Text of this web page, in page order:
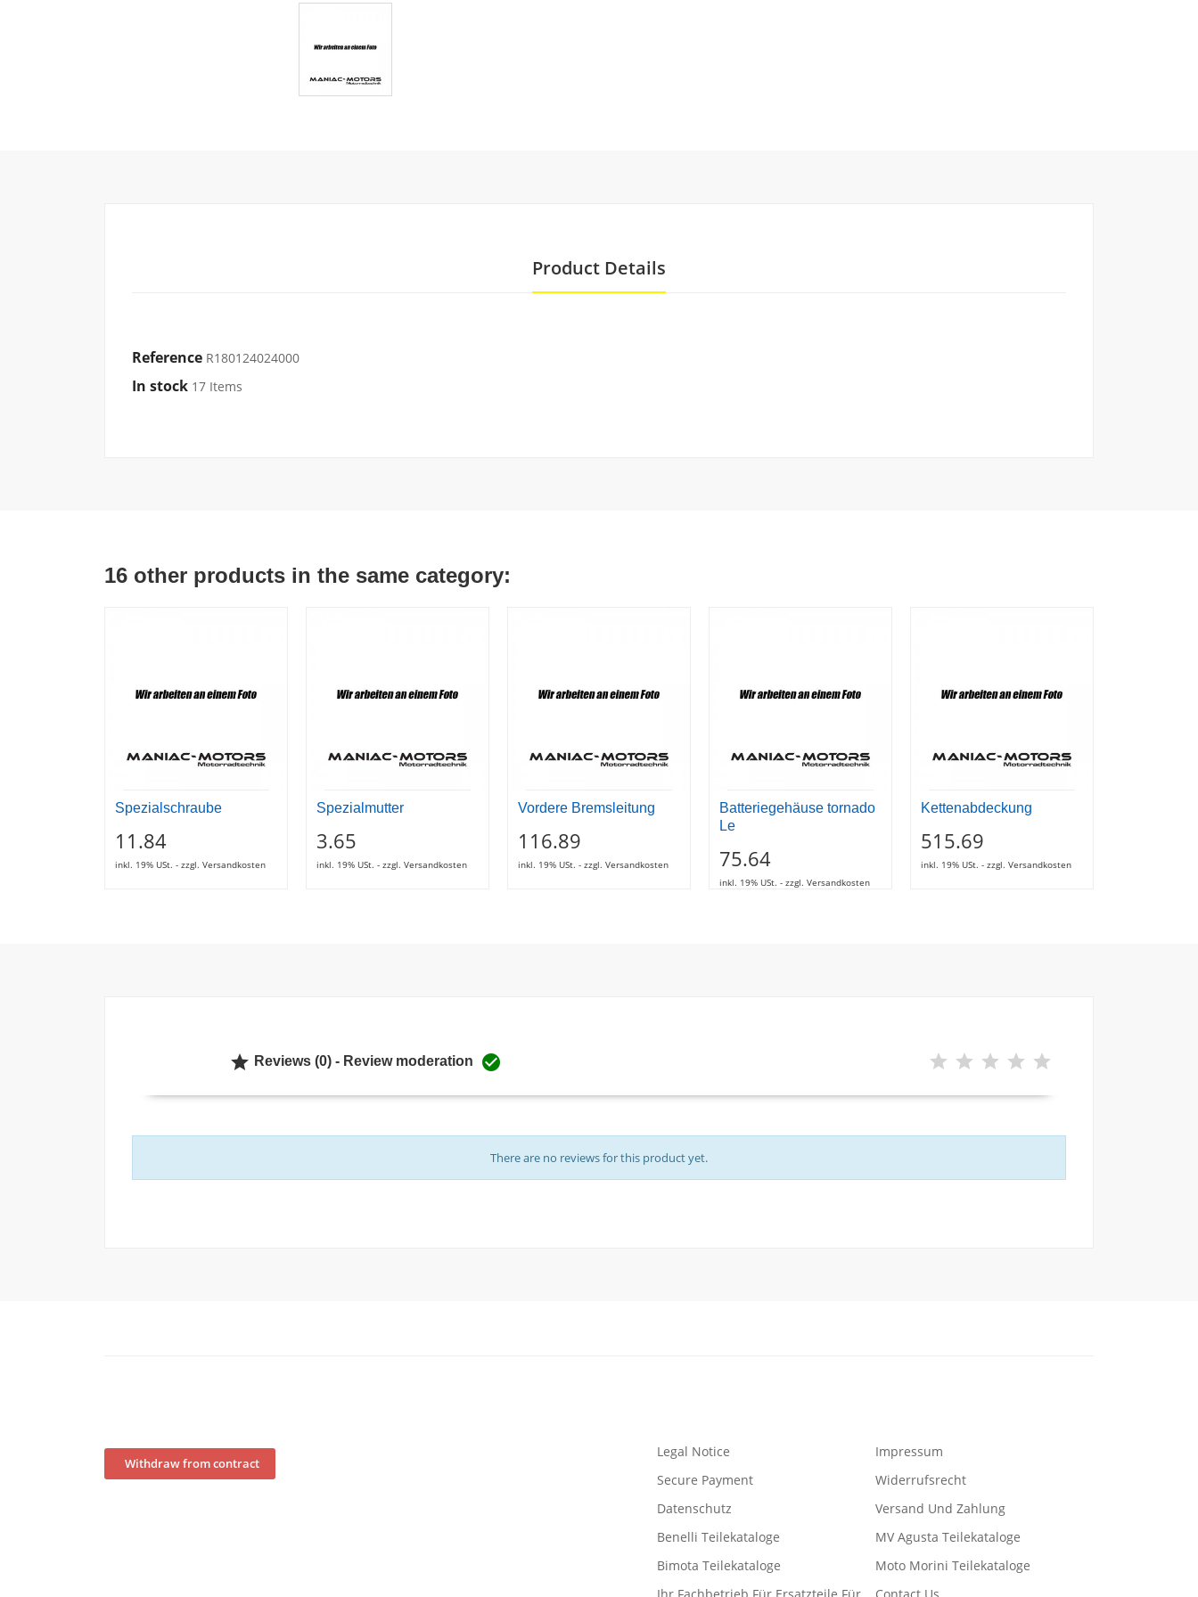
Product Details
Reference R180124024000
In stock 17 Items
16 other products in the same category:
Spezialschraube
11.84
inkl. 19% USt. - zzgl. Versandkosten
Spezialmutter
3.65
inkl. 19% USt. - zzgl. Versandkosten
Vordere Bremsleitung
116.89
inkl. 19% USt. - zzgl. Versandkosten
Batteriegehäuse tornado
Le
75.64
inkl. 19% USt. - zzgl. Versandkosten
Kettenabdeckung
515.69
inkl. 19% USt. - zzgl. Versandkosten
 Reviews (0) - Review moderation 
There are no reviews for this product yet.
Withdraw from contract
Legal Notice
Impressum
Secure Payment
Widerrufsrecht
Datenschutz
Versand Und Zahlung
Benelli Teilekataloge
MV Agusta Teilekataloge
Bimota Teilekataloge
Moto Morini Teilekataloge